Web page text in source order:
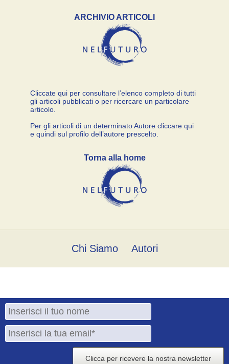
ARCHIVIO ARTICOLI
Cliccate qui per consultare l’elenco completo di tutti
gli articoli pubblicati o per ricercare un particolare
articolo.
Per gli articoli di un determinato Autore cliccare qui
e quindi sul profilo dell’autore prescelto.
Torna alla home
Chi Siamo Autori
Clicca per ricevere la nostra newsletter